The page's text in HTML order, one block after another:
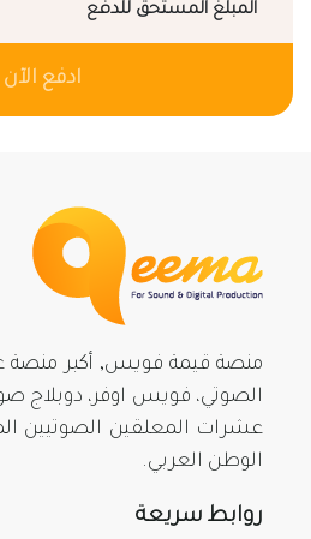
المبلغ المستحق للدفع
ادفع الآن
منصة قيمة فويس, أكبر منصة
الصوتي، فويس اوفر، دوبلاج
عشرات المعلقين الصوتيين
الوطن العربي.
روابط سريعة